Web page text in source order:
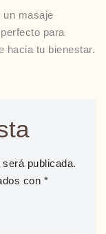
un masaje
para
hacia tu bienestar.
publicada.
con *